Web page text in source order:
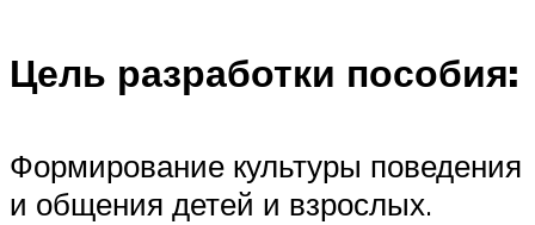
Цель разработки пособия:
Формирование культуры поведения
и общения детей и взрослых.